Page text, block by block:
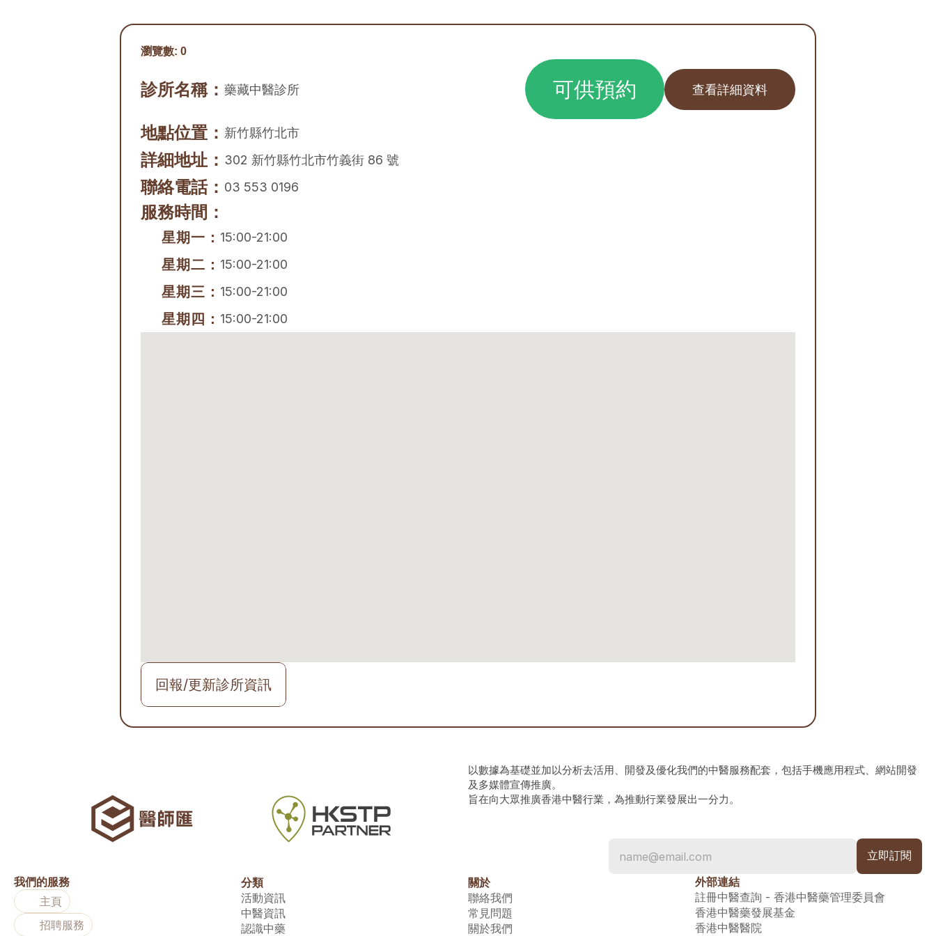
瀏覽數: 0
診所名稱： 藥藏中醫診所 可供預約 查看詳細資料
地點位置： 新竹縣竹北市
詳細地址： 302 新竹縣竹北市竹義街 86 號
聯絡電話： 03 553 0196
服務時間：
星期一： 15:00-21:00
星期二： 15:00-21:00
星期三： 15:00-21:00
星期四： 15:00-21:00
回報/更新診所資訊
以數據為基礎並加以分析去活用、開發及優化我們的中醫服務配套，包括手機應用程式、網站開發
及多媒體宣傳推廣。
旨在向大眾推廣香港中醫行業，為推動行業發展出一分力。
我們的服務
主頁
招聘服務
分類
活動資訊
中醫資訊
認識中藥
關於
聯絡我們
常見問題
關於我們
外部連結
註冊中醫查詢 - 香港中醫藥管理委員會
香港中醫藥發展基金
香港中醫醫院